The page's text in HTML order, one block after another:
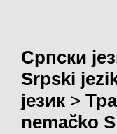
Српски
Srpski
језик >
nemačko